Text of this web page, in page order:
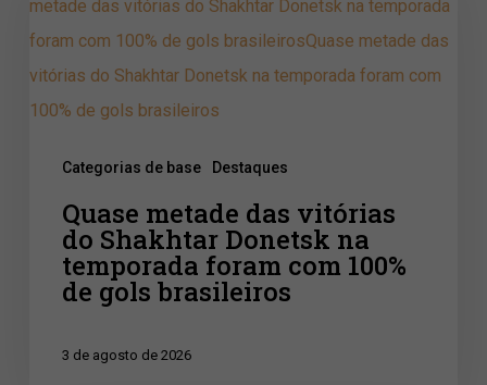
Categorias de base Destaques
das
vitórias
do
Shakhtar
temporada
foram
Quase metade das vitórias
do Shakhtar Donetsk na
temporada foram com 100%
de gols brasileiros
3 de agosto de 2026